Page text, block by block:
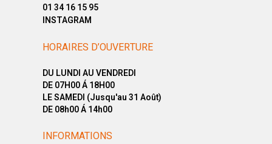
01 34 16 15 95
INSTAGRAM
HORAIRES D’OUVERTURE
DU LUNDI AU VENDREDI
DE 07H00 Á 18H00
LE SAMEDI (Jusqu'au 31 Août)
DE 08h00 Á 14h00
INFORMATIONS